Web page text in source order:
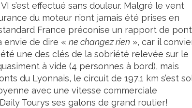
s’est effectué sans douleur. Malgré le vent
du moteur n’ont jamais été prises en
France préconise un rapport de pont
envie de dire « ne changez rien », car il
une des clés de la sobriété relevée sur le
à vide (4 personnes à bord), mais
du Lyonnais, le circuit de 197,1 km s’est
avec une vitesse commerciale
Tourys ses galons de grand routier!